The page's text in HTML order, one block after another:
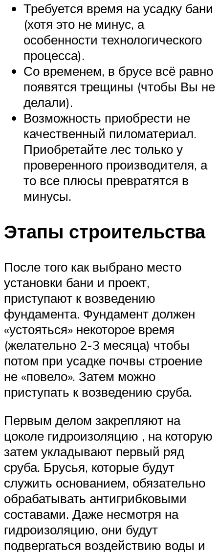
Требуется время на усадку бани
(хотя это не минус, а
особенности технологического
процесса).
Со временем, в брусе всё равно
появятся трещины (чтобы Вы не
делали).
Возможность приобрести не
качественный пиломатериал.
Приобретайте лес только у
проверенного производителя, а
то все плюсы превратятся в
минусы.
Этапы строительства
После того как выбрано место
установки бани и проект,
приступают к возведению
фундамента. Фундамент должен
«устояться» некоторое время
(желательно 2-3 месяца) чтобы
потом при усадке почвы строение
не «повело». Затем можно
приступать к возведению сруба.
Первым делом закрепляют на
цоколе гидроизоляцию , на которую
затем укладывают первый ряд
сруба. Брусья, которые будут
служить основанием, обязательно
обрабатывать антигрибковыми
составами. Даже несмотря на
гидроизоляцию, они будут
подвергаться воздействию воды и